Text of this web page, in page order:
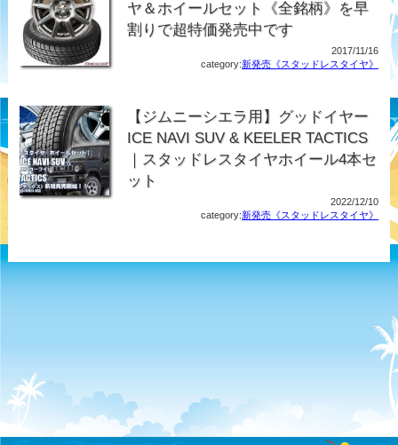
ヤ＆ホイールセット《全銘柄》を早
割りで超特価発売中です
2017/11/16
category:新発売《スタッドレスタイヤ》
【ジムニーシエラ用】グッドイヤー
ICE NAVI SUV & KEELER TACTICS
｜スタッドレスタイヤホイール4本セ
ット
2022/12/10
category:新発売《スタッドレスタイヤ》